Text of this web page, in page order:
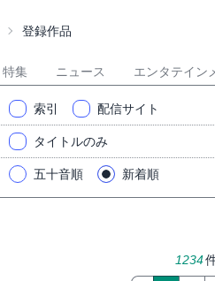
登録作品
特集 ニュース エンタテイン
索引 配信サイト
タイトルのみ
五十音順 新着順
1234